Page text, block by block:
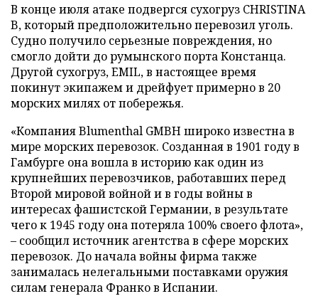
В конце июля атаке подвергся сухогруз CHRISTINA
B, который предположительно перевозил уголь.
Судно получило серьезные повреждения, но
смогло дойти до румынского порта Констанца.
Другой сухогруз, EMIL, в настоящее время
покинут экипажем и дрейфует примерно в 20
морских милях от побережья.
«Компания Blumenthal GMBH широко известна в
мире морских перевозок. Созданная в 1901 году в
Гамбурге она вошла в историю как один из
крупнейших перевозчиков, работавших перед
Второй мировой войной и в годы войны в
интересах фашистской Германии, в результате
чего к 1945 году она потеряла 100% своего флота»,
– сообщил источник агентства в сфере морских
перевозок. До начала войны фирма также
занималась нелегальными поставками оружия
силам генерала Франко в Испании.